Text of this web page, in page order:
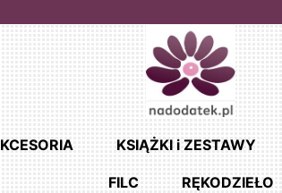
KSIĄŻKI i ZESTAWY
FILC
RĘKODZIEŁO